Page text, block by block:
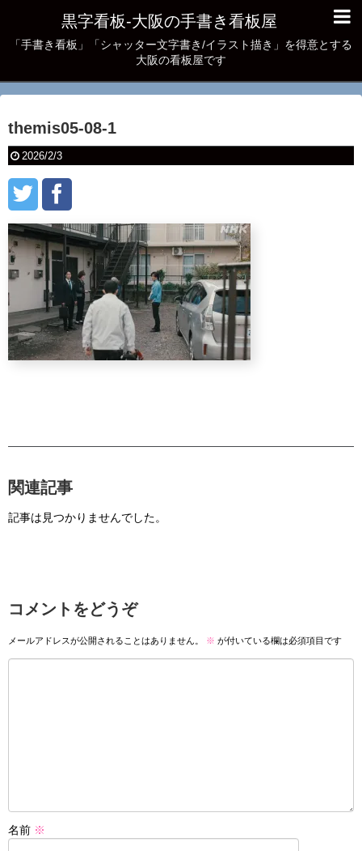
黒字看板‐大阪の手書き看板屋
「手書き看板」「シャッター文字書き/イラスト描き」を得意とする
大阪の看板屋です
themis05-08-1
2026/2/3
関連記事
記事は見つかりませんでした。
コメントをどうぞ
メールアドレスが公開されることはありません。 ※ が付いている欄は必須項目です
名前 ※